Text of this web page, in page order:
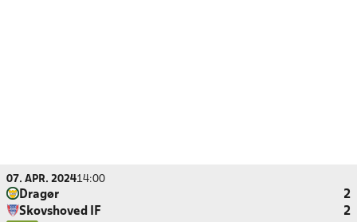
07. APR. 202414:00
Dragør
2
Skovshoved IF
2